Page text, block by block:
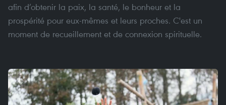
afin d’obtenir la paix, la santé, le bonheur et la
prospérité pour eux-mêmes et leurs proches. C'est un
moment de recueillement et de connexion spirituelle.